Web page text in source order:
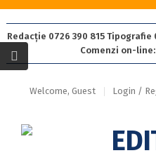
Redacție 0726 390 815 Tipografie
Comenzi on-line:
Welcome, Guest Login /